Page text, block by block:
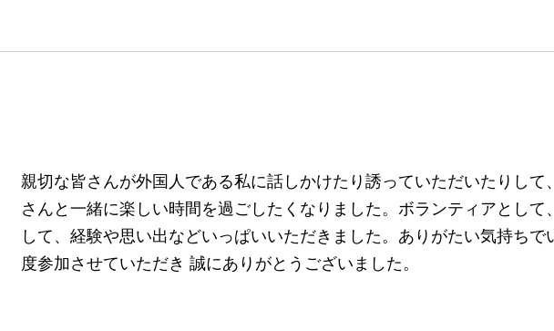
親切な皆さんが外国人である私に話しかけたり誘っていただいたりして
さんと一緒に楽しい時間を過ごしたくなりました。ボランティアとして
して、経験や思い出などいっぱいいただきました。ありがたい気持ちで
度参加させていただき 誠にありがとうございました。